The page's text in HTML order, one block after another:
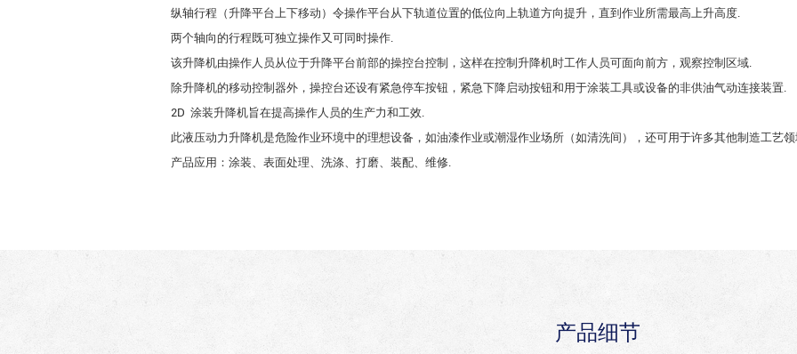
纵轴行程（升降平台上下移动）令操作平台从下轨道位置的低位向上轨道方向提升，直到作业所需最高上升高度.
两个轴向的行程既可独立操作又可同时操作.
该升降机由操作人员从位于升降平台前部的操控台控制，这样在控制升降机时工作人员可面向前方，观察控制区域.
除升降机的移动控制器外，操控台还设有紧急停车按钮，紧急下降启动按钮和用于涂装工具或设备的非供油气动连接装置.
2D 涂装升降机旨在提高操作人员的生产力和工效.
此液压动力升降机是危险作业环境中的理想设备，如油漆作业或潮湿作业场所（如清洗间），还可用于许多其他制造工艺
产品应用：涂装、表面处理、洗涤、打磨、装配、维修.
产品细节